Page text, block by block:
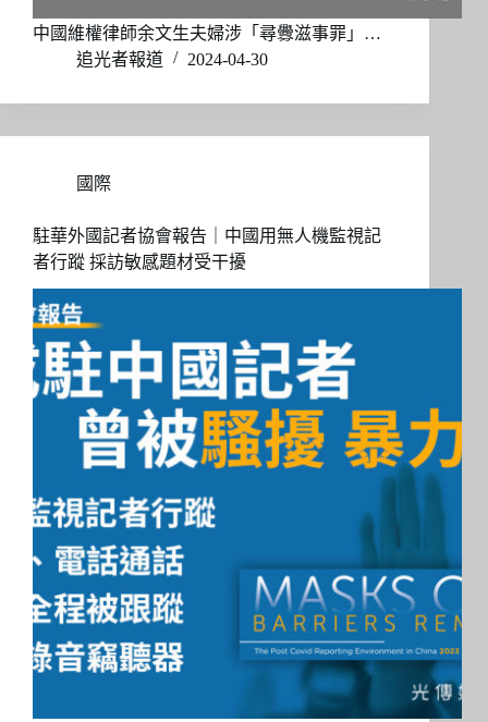
中國維權律師余文生夫婦涉「尋釁滋事罪」…
追光者報道
2024-04-30
國際
駐華外國記者協會報告｜中國用無人機監視記
者行蹤 採訪敏感題材受干擾